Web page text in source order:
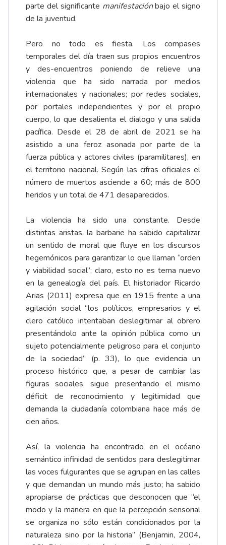
parte del significante manifestaciónbajo el signo
de la juventud.
Pero no todo es fiesta. Los compases
temporales del día traen sus propios encuentros
y des-encuentros poniendo de relieve una
violencia que ha sido narrada por medios
internacionales y nacionales; por redes sociales,
por portales independientes y por el propio
cuerpo, lo que desalienta el dialogo y una salida
pacífica. Desde el 28 de abril de 2021 se ha
asistido a una feroz asonada por parte de la
fuerza pública y actores civiles (paramilitares), en
el territorio nacional. Según las cifras oficiales el
número de muertos asciende a 60; más de 800
heridos y un total de 471 desaparecidos.
La violencia ha sido una constante. Desde
distintas aristas, la barbarie ha sabido capitalizar
un sentido de moral que fluye en los discursos
hegemónicos para garantizar lo que llaman “orden
y viabilidad social”; claro, esto no es tema nuevo
en la genealogía del país. El historiador Ricardo
Arias (2011) expresa que en 1915 frente a una
agitación social “los políticos, empresarios y el
clero católico intentaban deslegitimar al obrero
presentándolo ante la opinión pública como un
sujeto potencialmente peligroso para el conjunto
de la sociedad” (p. 33), lo que evidencia un
proceso histórico que, a pesar de cambiar las
figuras sociales, sigue presentando el mismo
déficit de reconocimiento y legitimidad que
demanda la ciudadanía colombiana hace más de
cien años.
Así, la violencia ha encontrado en el océano
semántico infinidad de sentidos para deslegitimar
las voces fulgurantes que se agrupan en las calles
y que demandan un mundo más justo; ha sabido
apropiarse de prácticas que desconocen que “el
modo y la manera en que la percepción sensorial
se organiza no sólo están condicionados por la
naturaleza sino por la historia” (Benjamin, 2004,